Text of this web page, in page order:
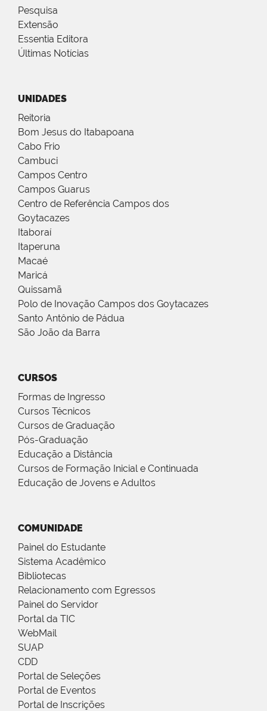
Pesquisa
Extensão
Essentia Editora
Últimas Notícias
UNIDADES
Reitoria
Bom Jesus do Itabapoana
Cabo Frio
Cambuci
Campos Centro
Campos Guarus
Centro de Referência Campos dos
Goytacazes
Itaboraí
Itaperuna
Macaé
Maricá
Quissamã
Polo de Inovação Campos dos Goytacazes
Santo Antônio de Pádua
São João da Barra
CURSOS
Formas de Ingresso
Cursos Técnicos
Cursos de Graduação
Pós-Graduação
Educação a Distância
Cursos de Formação Inicial e Continuada
Educação de Jovens e Adultos
COMUNIDADE
Painel do Estudante
Sistema Acadêmico
Bibliotecas
Relacionamento com Egressos
Painel do Servidor
Portal da TIC
WebMail
SUAP
CDD
Portal de Seleções
Portal de Eventos
Portal de Inscrições